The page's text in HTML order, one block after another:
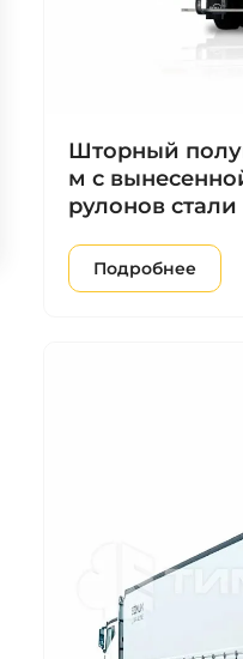
Шторный
м с
рулонов стали
Подробнее